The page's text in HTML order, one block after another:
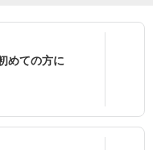
めての方に